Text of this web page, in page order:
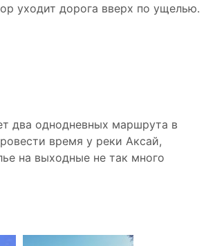
уходит дорога вверх по ущелью.
два однодневных маршрута в
время у реки Аксай,
на выходные не так много